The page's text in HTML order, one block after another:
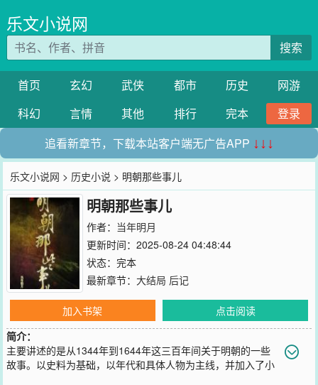
乐文小说网
搜索
首页 玄幻 武侠 都市 历史
网游
科幻
言情 其他 排行 完本
登录
追看新章节，下载本站客户端无广告APP ↓↓↓
乐文小说网 > 历史小说 > 明朝那些事儿
明朝那些事儿
作者： 当年明月
更新时间：2025-08-24 04:48:44
状态：完本
最新章节： 大结局 后记
加入书架
点击阅读
简介：
主要讲述的是从1344年到1644年这三百年间关于明朝的一些
故事。以史料为基础，以年代和具体人物为主线，并加入了小